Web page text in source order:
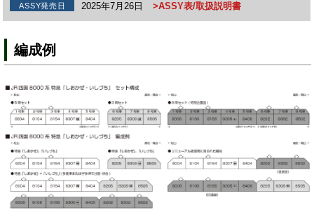
ASSY発売日 2025年7月26日 >ASSY表/取扱説明書
編成例